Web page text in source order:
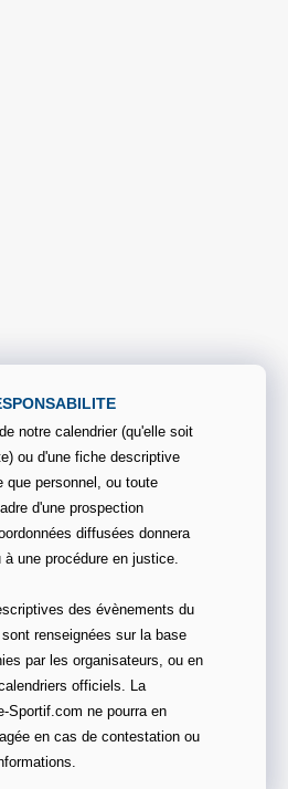
notre calendrier (qu'elle soit
ou d'une fiche descriptive
que personnel, ou toute
d'une prospection
diffusées donnera
une procédure en justice.
des évènements du
renseignées sur la base
par les organisateurs, ou en
officiels. La
Sportif.com ne pourra en
en cas de contestation ou